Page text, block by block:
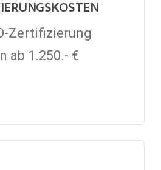
Zertifizierung
ab 1.250.- €